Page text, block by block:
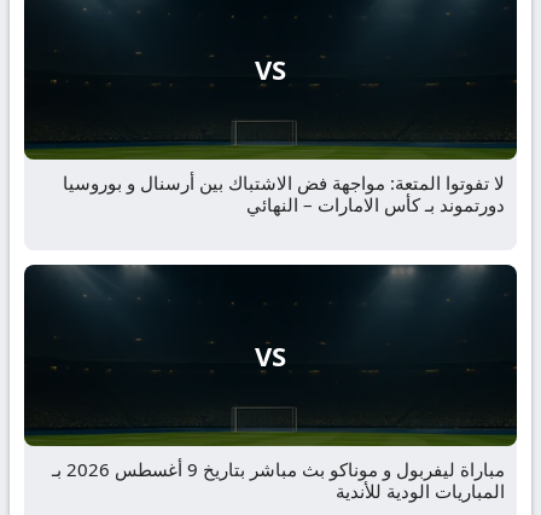
VS
لا تفوتوا المتعة: مواجهة فض الاشتباك بين أرسنال و بوروسيا
دورتموند بـ كأس الامارات – النهائي
VS
مباراة ليفربول و موناكو بث مباشر بتاريخ 9 أغسطس 2026 بـ
المباريات الودية للأندية